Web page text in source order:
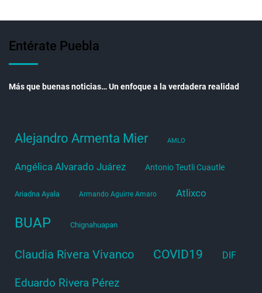
Entérate Puebla
Más que buenas noticias… Un enfoque a la verdadera realidad
Alejandro Armenta Mier AMLO
Angélica Alvarado Juárez Antonio Teutli Cuautle
Ariadna Ayala Armando Aguirre Amaro Atlixco
BUAP Chignahuapan
Claudia Rivera Vivanco COVID19 DIF
Eduardo Rivera Pérez